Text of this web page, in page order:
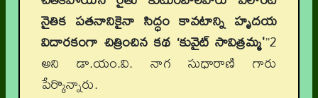
నైతిక పతనానికైనా సిద్ధం కావటాన్ని హృదయ
విదారకంగా చిత్రించిన కథ ‘కువైట్ సావిత్రమ్మ'”2
అని డా.యం.వి. నాగ సుధారాణి గారు
పేర్కొన్నారు.